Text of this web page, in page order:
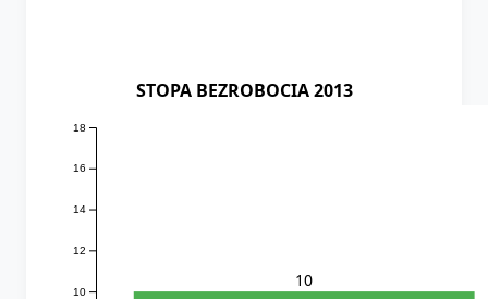
STOPA BEZROBOCIA 2013
10
12
14
16
18
10